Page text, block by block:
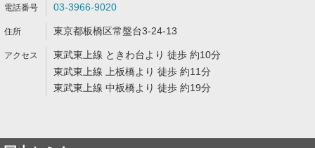
03-3966-9020
東京都板橋区常盤台3-24-13
東武東上線 ときわ台より 徒歩 約10分
東武東上線 上板橋より 徒歩 約11分
東武東上線 中板橋より 徒歩 約19分